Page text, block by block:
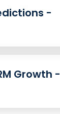
-
Growth -